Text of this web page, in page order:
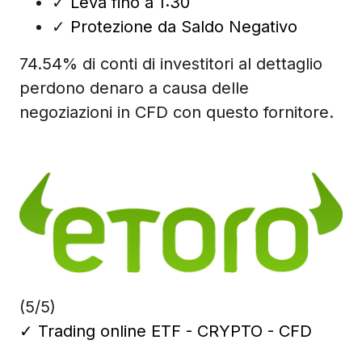
✓ Protezione da Saldo Negativo
74.54% di conti di investitori al dettaglio
perdono denaro a causa delle
negoziazioni in CFD con questo fornitore.
(5/5)
✓ Trading online ETF - CRYPTO - CFD